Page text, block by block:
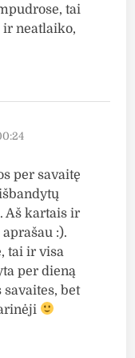
tai
neatlaiko,
per savaitę
Aš kartais ir
:).
tai ir visa
per dieną
bet